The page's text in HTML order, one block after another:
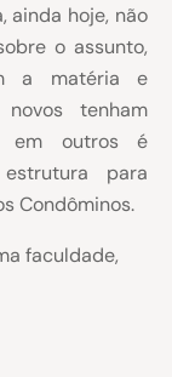
ainda hoje, não
o assunto,
a matéria e
tenham
em outros é
para
Condôminos.
faculdade,